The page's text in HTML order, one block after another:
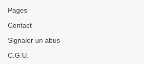
Pages
Contact
Signaler un abus
C.G.U.